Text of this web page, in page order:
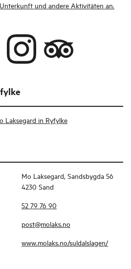
und andere Aktivitäten an.
Laksegard in Ryfylke
Mo Laksegard, Sandsbygda 56
4230 Sand
52 79 76 90
post@molaks.no
www.molaks.no/suldalslagen/